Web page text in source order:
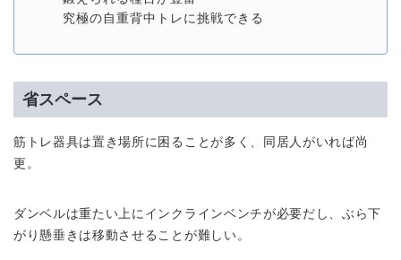
究極の自重背中トレに挑戦できる
省スペース
筋トレ器具は置き場所に困ることが多く、同居人がいれば尚
更。
ダンベルは重たい上にインクラインベンチが必要だし、ぶら下
がり懸垂きは移動させることが難しい。